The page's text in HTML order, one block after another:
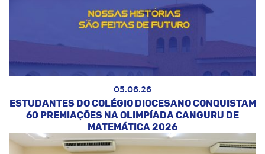
05.06.26
ESTUDANTES DO COLÉGIO DIOCESANO CONQUISTAM
60 PREMIAÇÕES NA OLIMPÍADA CANGURU DE
MATEMÁTICA 2026